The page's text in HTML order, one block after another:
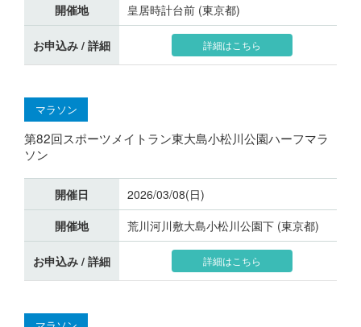
開催地
皇居時計台前 (東京都)
お申込み / 詳細 詳細はこちら
マラソン
第82回スポーツメイトラン東大島小松川公園ハーフマラ
ソン
開催日
2026/03/08(日)
開催地
荒川河川敷大島小松川公園下 (東京都)
お申込み / 詳細 詳細はこちら